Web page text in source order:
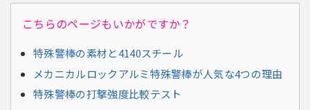
こちらのページもいかがですか？
特殊警棒の素材と4140スチール
メカニカルロックアルミ特殊警棒が人気な4つの理由
特殊警棒の打撃強度比較テスト